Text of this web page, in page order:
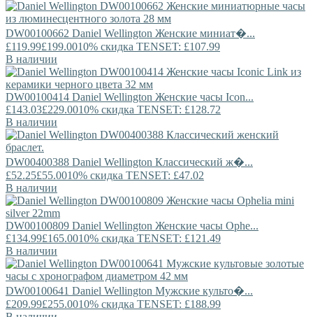
DW00100662 Daniel Wellington Женские миниат�...
£119.99£199.0010% скидка TENSET: £107.99
В наличии
DW00100414 Daniel Wellington Женские часы Icon...
£143.03£229.0010% скидка TENSET: £128.72
В наличии
DW00400388 Daniel Wellington Классический ж�...
£52.25£55.0010% скидка TENSET: £47.02
В наличии
DW00100809 Daniel Wellington Женские часы Ophe...
£134.99£165.0010% скидка TENSET: £121.49
В наличии
DW00100641 Daniel Wellington Мужские культо�...
£209.99£255.0010% скидка TENSET: £188.99